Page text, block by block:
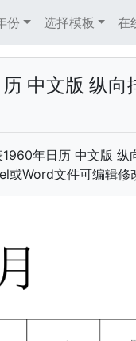
份 选择模板 在
中文版 纵
年日历 中文版 纵
或Word文件可编辑修